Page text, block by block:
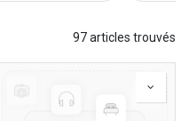
97 articles trouvés